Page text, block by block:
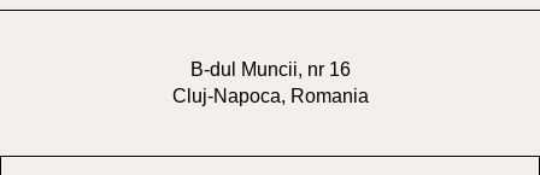
B-dul Muncii, nr 16
Cluj-Napoca, Romania